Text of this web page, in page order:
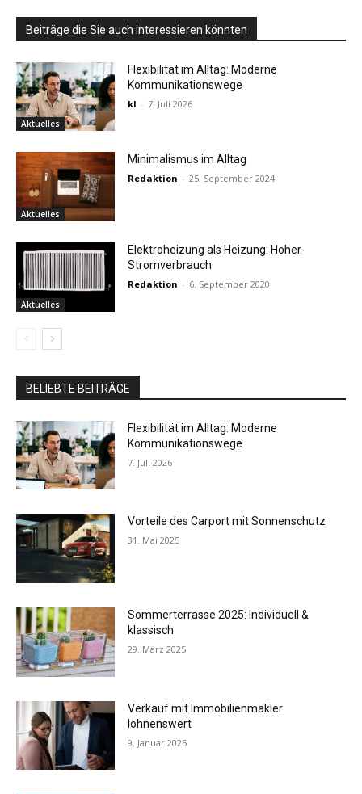
Beiträge die Sie auch interessieren könnten
Aktuelles
Flexibilität im Alltag: Moderne
Kommunikationswege
kl - 7. Juli 2026
Aktuelles
Minimalismus im Alltag
Redaktion - 25. September 2024
Aktuelles
Elektroheizung als Heizung: Hoher
Stromverbrauch
Redaktion - 6. September 2020
BELIEBTE BEITRÄGE
Flexibilität im Alltag: Moderne
Kommunikationswege
7. Juli 2026
Vorteile des Carport mit Sonnenschutz
31. Mai 2025
Sommerterrasse 2025: Individuell &
klassisch
29. März 2025
Verkauf mit Immobilienmakler
lohnenswert
9. Januar 2025